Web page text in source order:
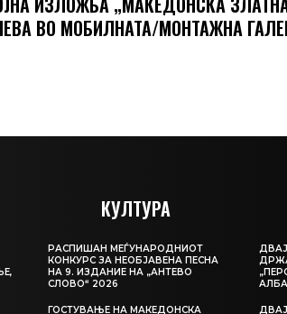
ВО МОБИЛНАТА/МОНТАЖНА
КУЛТУРА
РАСПИШАН МЕЃУНАРОДНИОТ
КОНКУРС ЗА НЕОБЈАВЕНА ПЕСНА
НА 9. ИЗДАНИЕ НА „АНТЕВО
СЛОВО“ 2026
ГОСТУВАЊЕ НА МАКЕДОНСКА